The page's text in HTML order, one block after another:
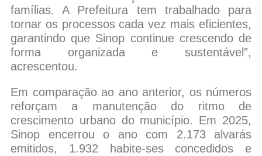
famílias. A Prefeitura tem trabalhado para
tornar os processos cada vez mais eficientes,
garantindo que Sinop continue crescendo de
forma organizada e sustentável”,
acrescentou.
Em comparação ao ano anterior, os números
reforçam a manutenção do ritmo de
crescimento urbano do município. Em 2025,
Sinop encerrou o ano com 2.173 alvarás
emitidos, 1.932 habite-ses concedidos e